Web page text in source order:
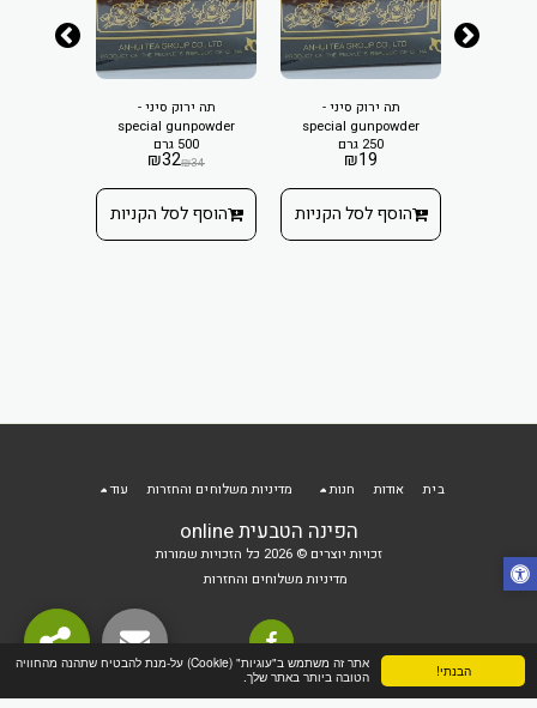
הבנתי!
אתר זה משתמש ב"עוגיות" (Cookie) על-מנת להבטיח שתהנה מהחוויה
הטובה ביותר באתר שלך.
תה ירוק סיני -
special gunpowder
tea250 גרם
₪19
הוסף לסל הקניות
תה ירוק סיני -
special gunpowder
tea500 גרם
₪34
₪32
הוסף לסל הקניות
הפינה הטבעית online
זכויות יוצרים © 2026 כל הזכויות שמורות
מדיניות משלוחים והחזרות
בית אודות חנות מדיניות משלוחים והחזרות עוד